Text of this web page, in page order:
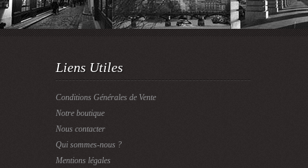
Liens Utiles
Conditions Générales de Vente
Notre boutique
Nous contacter
Qui sommes-nous ?
Mentions légales